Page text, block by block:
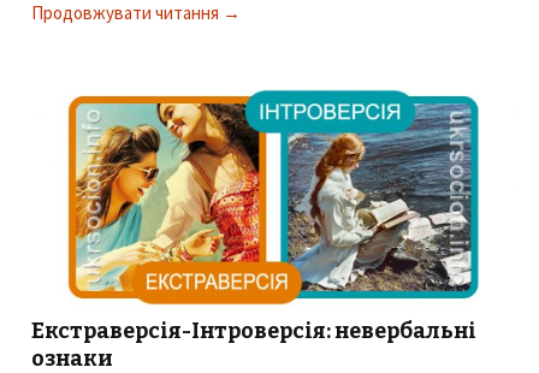
Продовжувати читання Соціотип і улюблені предмети
→
Екстраверсія-Інтроверсія: невербальні
ознаки